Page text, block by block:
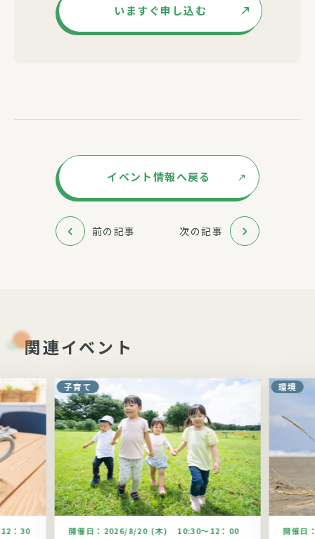
いますぐ申し込む
イベント情報へ戻る
前の記事 次の記事
関連イベント
：30
子育て
開催日： 2026/8/20 (木) 10:30～12：00
環境
開催日